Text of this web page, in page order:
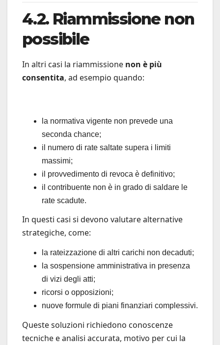
4.2. Riammissione non
possibile
In altri casi la riammissione non è più
consentita, ad esempio quando:
la normativa vigente non prevede una
seconda chance;
il numero di rate saltate supera i limiti
massimi;
il provvedimento di revoca è definitivo;
il contribuente non è in grado di saldare le
rate scadute.
In questi casi si devono valutare alternative
strategiche, come:
la rateizzazione di altri carichi non decaduti;
la sospensione amministrativa in presenza
di vizi degli atti;
ricorsi o opposizioni;
nuove formule di piani finanziari complessivi.
Queste soluzioni richiedono conoscenze
tecniche e analisi accurata, motivo per cui la